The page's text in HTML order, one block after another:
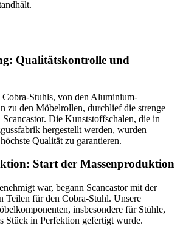
Qualitätskontrolle und
Cobra-Stuhls, von den Aluminium-
zu den Möbelrollen, durchlief die strenge
Die Kunststoffschalen, die in
hergestellt werden, wurden
Qualität zu garantieren.
Start der Massenproduktion
war, begann Scancastor mit der
Teilen für den Cobra-Stuhl. Unsere
insbesondere für Stühle,
Stück in Perfektion gefertigt wurde.